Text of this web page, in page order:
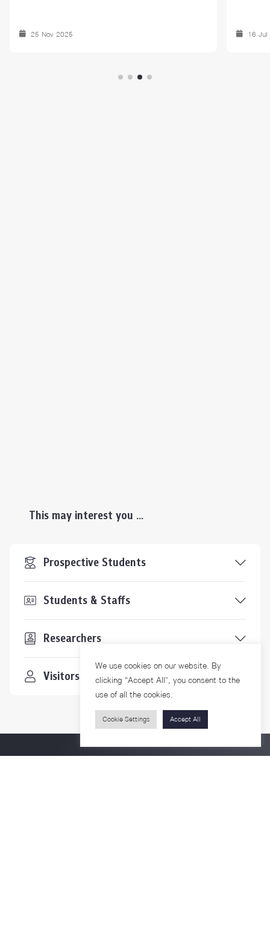
25 Nov 2025 16
This may interest you ...
Prospective Students
Students & Staffs
Researchers
Visitors
We use cookies on our website. By
clicking “Accept All”, you consent to the
use of all the cookies.
Cookie Settings Accept All